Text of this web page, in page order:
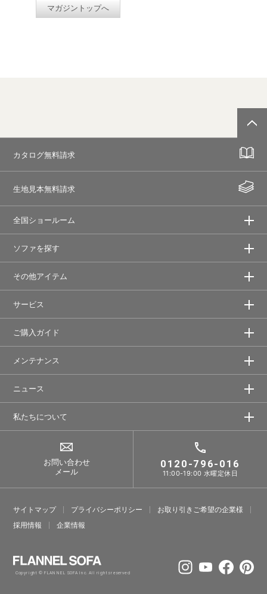
マガジントップへ
カタログ無料請求
生地見本無料請求
全国ショールーム
ソファを探す
その他アイテム
サービス
ご購入ガイド
メンテナンス
ニュース
私たちについて
お問い合わせ
メール
0120-796-016
11:00-19:00 水曜定休日
サイトマップ プライバシーポリシー
お取り引きご希望の企業様
採⽤情報
企業情報
Copyright © FLANNEL SOFA Inc. All rights reserved